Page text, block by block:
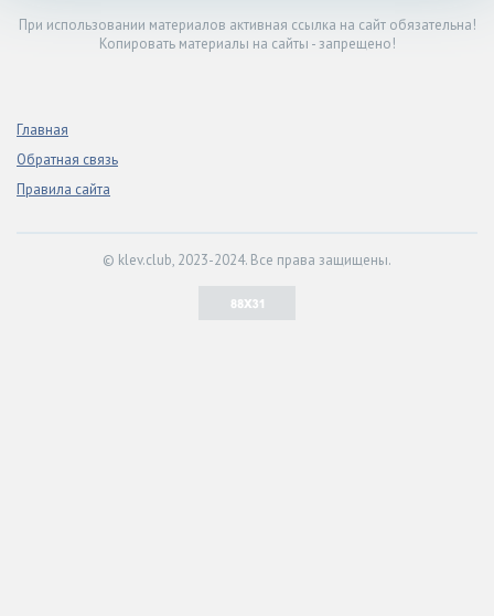
При использовании материалов активная ссылка на сайт обязательна!
Копировать материалы на сайты - запрещено!
Главная
Обратная связь
Правила сайта
© klev.club, 2023-2024. Все права защищены.